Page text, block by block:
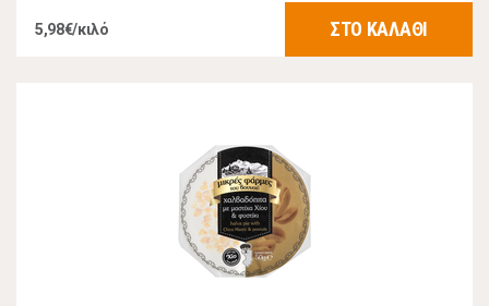
5,98€/κιλό ΣΤΟ ΚΑΛΑΘΙ